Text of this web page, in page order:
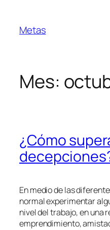
contenido
Metas
Mes:
¿Cómo
En medio de las
normal experimentar
nivel del trabajo, en una
emprendimiento,